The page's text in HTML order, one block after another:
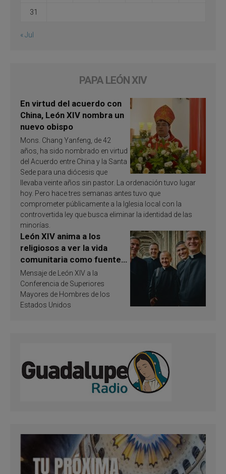
31
« Jul
PAPA LEÓN XIV
En virtud del acuerdo con
China, León XIV nombra un
nuevo obispo
Mons. Chang Yanfeng, de 42
años, ha sido nombrado en virtud
del Acuerdo entre China y la Santa
Sede para una diócesis que
llevaba veinte años sin pastor. La ordenación tuvo lugar
hoy. Pero hace tres semanas antes tuvo que
comprometer públicamente a la Iglesia local con la
controvertida ley que busca eliminar la identidad de las
minorías.
León XIV anima a los
religiosos a ver la vida
comunitaria como fuente
de inspiración y
santificación
Mensaje de León XIV a la
Conferencia de Superiores
Mayores de Hombres de los
Estados Unidos